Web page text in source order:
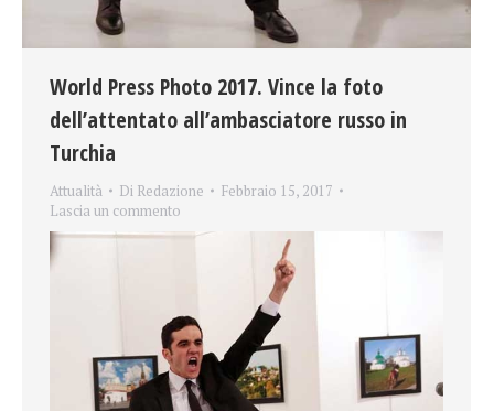
World Press Photo 2017. Vince la foto
dell’attentato all’ambasciatore russo in
Turchia
Attualità Di Redazione
Febbraio 15, 2017
Lascia un commento